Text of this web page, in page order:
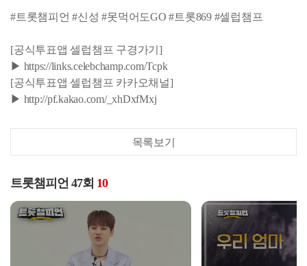
#트롯챔피언 #신성 #못먹어도GO #트롯869 #셀럽챔프
[공식투표앱 셀럽챔프 구경가기]
▶ https://links.celebchamp.com/Tcpk
[공식투표앱 셀럽챔프 카카오채널]
▶ http://pf.kakao.com/_xhDxfMxj
목록보기
트롯챔피언 47회 10